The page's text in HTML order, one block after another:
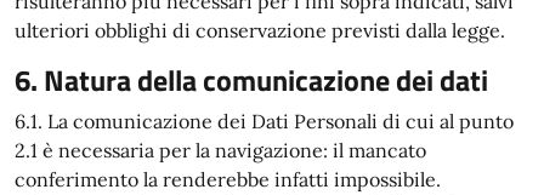
ulteriori obblighi di conservazione previsti dalla legge.
6. Natura della comunicazione dei dati
6.1. La comunicazione dei Dati Personali di cui al punto
2.1 è necessaria per la navigazione: il mancato
conferimento la renderebbe infatti impossibile.